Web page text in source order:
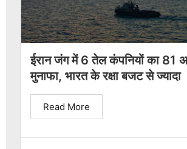
ईरान जंग में 6 तेल कंपनियों का 81
मुनाफा, भारत के रक्षा बजट से ज्यादा
Read More